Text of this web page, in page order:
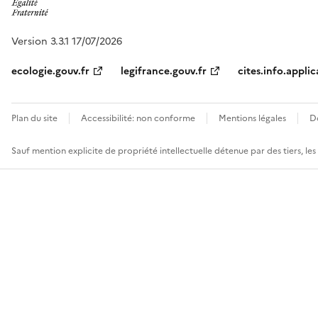
Version 3.3.1 17/07/2026
ecologie.gouv.fr
legifrance.gouv.fr
Plan du site Accessibilité: non conforme Mentions légales
Sauf mention explicite de propriété intellectuelle détenue par des tiers,